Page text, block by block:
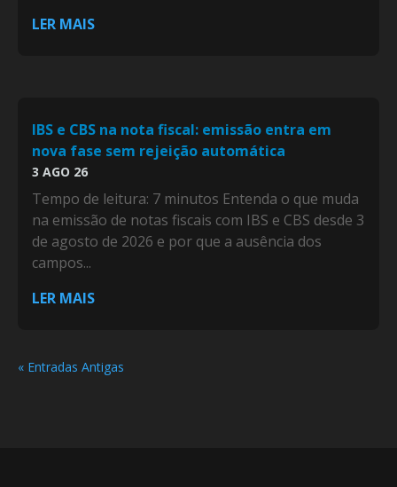
LER MAIS
IBS e CBS na nota fiscal: emissão entra em
nova fase sem rejeição automática
3 AGO 26
Tempo de leitura: 7 minutos Entenda o que muda
na emissão de notas fiscais com IBS e CBS desde 3
de agosto de 2026 e por que a ausência dos
campos...
LER MAIS
« Entradas Antigas